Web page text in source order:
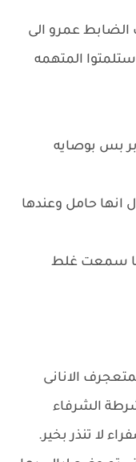
الضابط عمرو الى
المتهمه
بس بوصايه
انها حامل وعندها
انا سمعت غلط
الانانى
الشرفاء
لا تنذر بخير.